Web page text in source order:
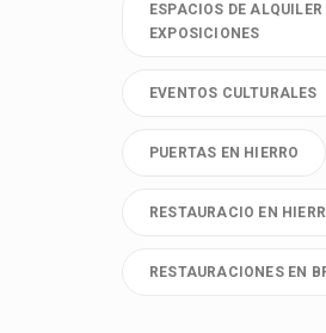
ESPACIOS DE
EXPOSICIONES
EVENTOS CULTURALES
PUERTAS EN HIERRO
RESTAURACIO EN
RESTAURACIONES EN